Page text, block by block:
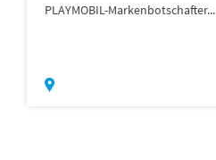
PLAYMOBIL-Markenbotschafter...